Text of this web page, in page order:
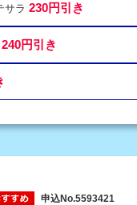
サラ 230円引き
240円引き
申込No.5593421